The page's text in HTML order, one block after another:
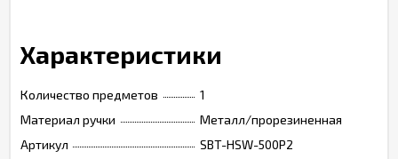
Характеристики
Количество предметов
1
Материал ручки
Металл/прорезиненная
Артикул
SBT-HSW-500P2